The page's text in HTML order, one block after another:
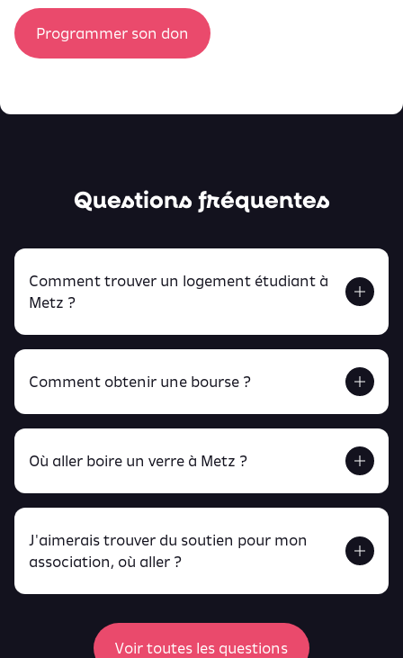
Programmer son don
Questions fréquentes
Comment trouver un logement étudiant à
Metz ?
Retrouve tout ça en cliquant ici !
Comment obtenir une bourse ?
Retrouve toutes ces infos ici.
Où aller boire un verre à Metz ?
peux
retrouver ici
J'aimerais trouver du soutien pour mon
association, où aller ?
Voir toutes les questions